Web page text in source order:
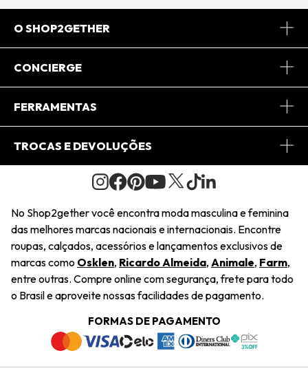
O SHOP2GETHER
Sobre Nós
Journal
Saiu na Mídia
Sustentabilidade
Navegando
Termos e Condições
Trabalhe Conosco
CONCIERGE
Central de Relacionamento
Regulamento e Promoções
FERRAMENTAS
Minha Conta
Pedido de Presente
Wishlist
TROCAS E DEVOLUÇÕES
Condições Gerais
Troca Fácil
Restituição de Pagamento
Dúvidas Frequentes
Termos e Condições
Política de Privacidade
No Shop2gether você encontra moda masculina e feminina
das melhores marcas nacionais e internacionais. Encontre
roupas, calçados, acessórios e lançamentos exclusivos de
marcas como Osklen, Ricardo Almeida, Animale, Farm,
entre outras. Compre online com segurança, frete para todo
o Brasil e aproveite nossas facilidades de pagamento.
FORMAS DE PAGAMENTO